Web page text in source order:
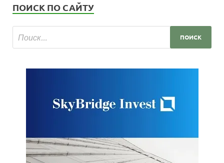
ПОИСК ПО САЙТУ